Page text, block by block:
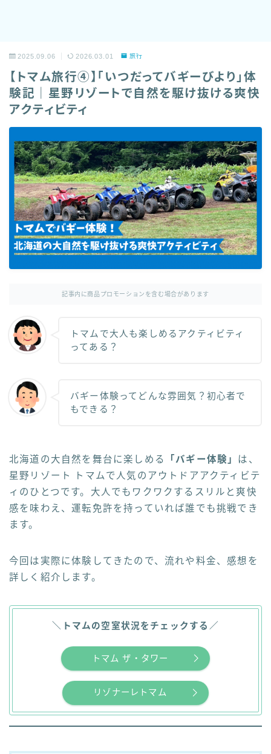
2025.09.06 2026.03.01 旅行
【トマム旅行④】「いつだってバギーびより」体
験記｜星野リゾートで自然を駆け抜ける爽快
アクティビティ
記事内に商品プロモーションを含む場合があります
トマムで大人も楽しめるアクティビティ
ってある？
バギー体験ってどんな雰囲気？初心者で
もできる？
北海道の大自然を舞台に楽しめる 「バギー体験」 は、
星野リゾート トマムで人気のアウトドアアクティビテ
ィのひとつです。大人でもワクワクするスリルと爽快
感を味わえ、運転免許を持っていれば誰でも挑戦でき
ます。
今回は実際に体験してきたので、流れや料金、感想を
詳しく紹介します。
＼ トマムの空室状況をチェックする ／
トマム ザ・タワー
リゾナーレトマム